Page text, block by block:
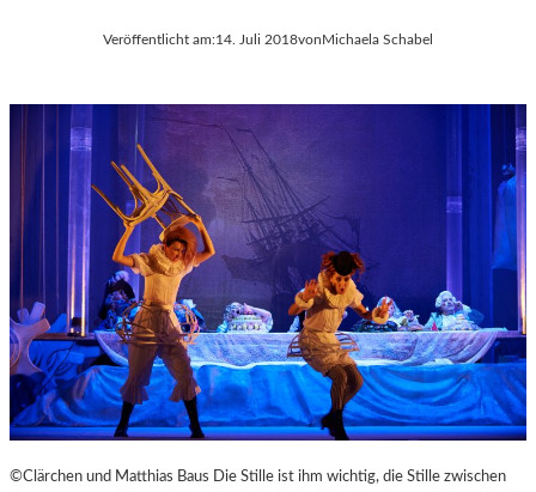
Veröffentlicht am:14. Juli 2018vonMichaela Schabel
©Clärchen und Matthias Baus Die Stille ist ihm wichtig, die Stille zwischen